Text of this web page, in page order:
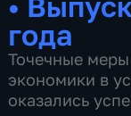
года
Точечные
экономики в
оказались